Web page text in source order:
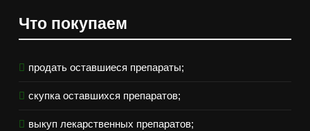
Что покупаем
продать оставшиеся препараты;
скупка оставшихся препаратов;
выкуп лекарственных препаратов;